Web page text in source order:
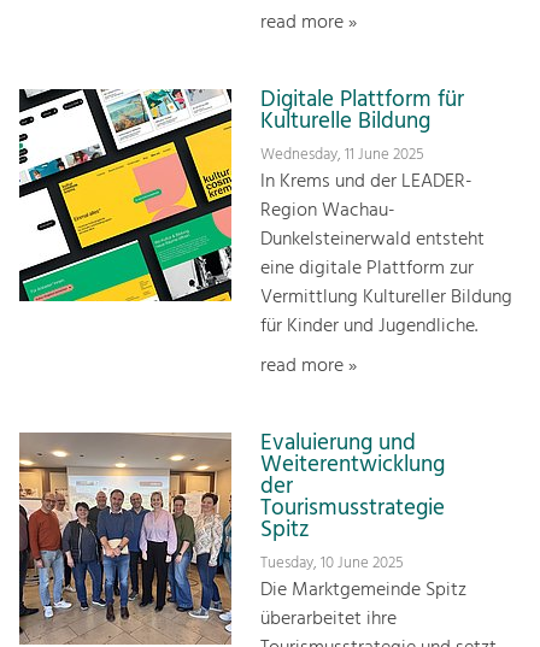
read more »
Digitale Plattform für
Kulturelle Bildung
Wednesday, 11 June 2025
In Krems und der LEADER-
Region Wachau-
Dunkelsteinerwald entsteht
eine digitale Plattform zur
Vermittlung Kultureller Bildung
für Kinder und Jugendliche.
read more »
Evaluierung und
Weiterentwicklung
der
Tourismusstrategie
Spitz
Tuesday, 10 June 2025
Die Marktgemeinde Spitz
überarbeitet ihre